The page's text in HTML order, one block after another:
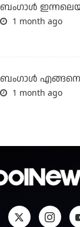
ബംഗാള്‍
1 month ago
ബം​ഗാൾ
1 month ago